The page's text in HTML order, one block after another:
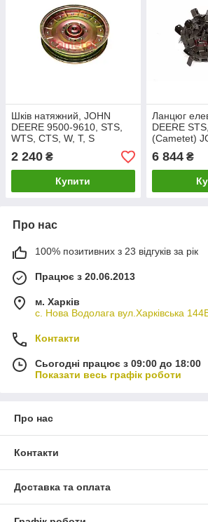
Шків натяжний, JOHN
DEERE 9500-9610, STS,
WTS, CTS, W, T, S
AH94450
2 240 ₴
Купити
Ланцюг
DEERE
(Cametet)
6 844₴
Про нас
100% позитивних з 23 відгуків за рік
Працює з 20.06.2013
м. Харків
с. Нова Водолага вул.Харківська
Контакти
Сьогодні працює з 09:00 до 18:00
Показати весь графік роботи
Про нас
Контакти
Доставка та оплата